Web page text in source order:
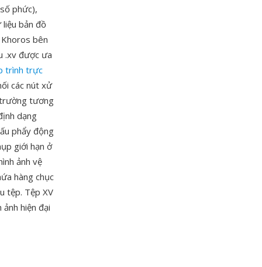
phức),
bản đồ
bên
.xv được ưa
trình trực
các nút xử
tương
dạng
phẩy động
giới hạn ở
ảnh vệ
hàng chục
tệp. Tệp XV
hiện đại